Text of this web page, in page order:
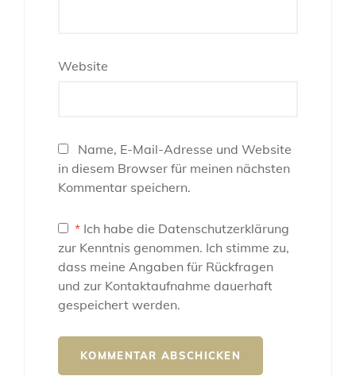
Website
Name, E-Mail-Adresse und Website
in diesem Browser für meinen nächsten
Kommentar speichern.
* Ich habe die Datenschutzerklärung
zur Kenntnis genommen. Ich stimme zu,
dass meine Angaben für Rückfragen
und zur Kontaktaufnahme dauerhaft
gespeichert werden.